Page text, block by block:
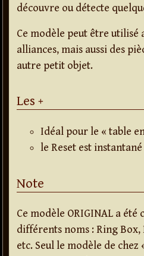
découvre ou détecte
Ce modèle peut être utilisé
alliances, mais aussi des
autre petit objet.
Les +
Idéal pour le « table
le Reset est instantané
Note
Ce modèle ORIGINAL a été
différents noms : Ring Box,
etc. Seul le modèle de chez